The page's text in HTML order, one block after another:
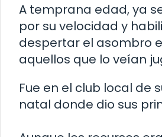
A temprana edad, ya
por su velocidad y
despertar el asombro
aquellos que lo veían
Fue en el club local de
natal donde dio sus